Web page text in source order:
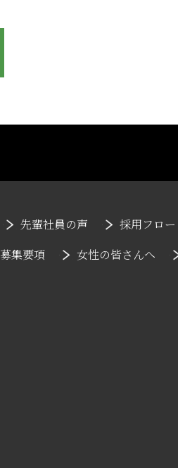
先輩社員の声
採用フロー
募集要項 女性の皆さんへ